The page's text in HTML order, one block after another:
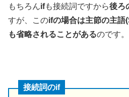
もちろんifも接続詞ですから後ろ
すが、このifの場合は主節の主語
も省略されることがあるのです。
接続詞のif